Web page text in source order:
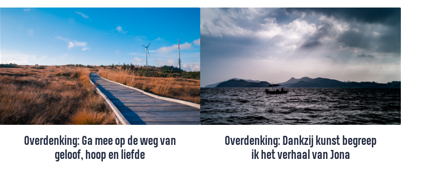
die je optilt, precies op het moment dat je
het nodig hebt. Iemand die je helpt, een
hand uitsteekt, een bemoedigend woord
spreekt. Alsof de hemel even de aarde
raakt.
Terwijl klimaatangst onze samenleving
verlamt, hebben christenen iets unieks te
bieden: hoop gebaseerd op het verhaal van
Gods schepping. Van de eerste lichtflits tot
aan onze huidige klimaatcrisis - dit verhaal
toont ons niet alleen waar we vandaan
komen, maar ook waartoe we geroepen
zijn, zegt Heino Falcke.
Overdenking: Ga mee op de weg van
geloof, hoop en liefde
Overdenking: Dankzij kunst begreep
ik het verhaal van Jona